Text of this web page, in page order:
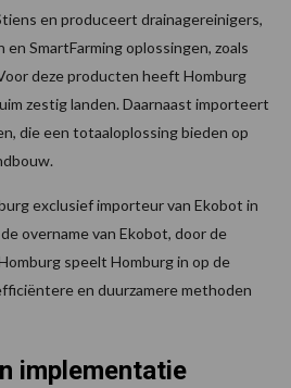
en produceert drainagereinigers,
SmartFarming oplossingen, zoals
deze producten heeft Homburg
zestig landen. Daarnaast importeert
die een totaaloplossing bieden op
exclusief importeur van Ekobot in
overname van Ekobot, door de
speelt Homburg in op de
en duurzamere methoden
implementatie